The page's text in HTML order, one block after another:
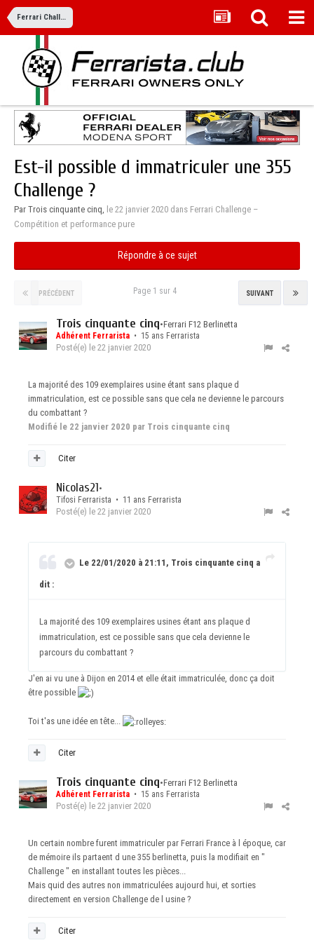
Ferrari Challenge – Compétition et performance pure
Est-il possible d immatriculer une 355
Challenge ?
Par Trois cinquante cinq, le 22 janvier 2020 dans Ferrari Challenge –
Compétition et performance pure
Répondre à ce sujet
PRÉCÉDENT SUIVANT
Page 1 sur 4
Trois cinquante cinq•Ferrari F12 Berlinetta
Adhérent Ferrarista • 15 ans Ferrarista
Posté(e) le 22 janvier 2020
La majorité des 109 exemplaires usine étant sans plaque d
immatriculation, est ce possible sans que cela ne devienne le parcours
du combattant ?
Modifié le 22 janvier 2020 par Trois cinquante cinq
Citer
Nicolas21•
Tifosi Ferrarista • 11 ans Ferrarista
Posté(e) le 22 janvier 2020
Le 22/01/2020 à 21:11, Trois cinquante cinq a
dit :
La majorité des 109 exemplaires usines étant ans plaque d
immatriculation, est ce possible sans que cela devienne le
parcours du combattant ?
J'en ai vu une à Dijon en 2014 et elle était immatriculée, donc ça doit
être possible
Toi t'as une idée en tête...
Citer
Trois cinquante cinq•Ferrari F12 Berlinetta
Adhérent Ferrarista • 15 ans Ferrarista
Posté(e) le 22 janvier 2020
Un certain nombre furent immatriculer par Ferrari France à l époque, car
de mémoire ils partaent d une 355 berlinetta, puis la modifiait en "
Challenge " en installant toutes les pièces...
Mais quid des autres non immatriculées aujourd hui, et sorties
directement en version Challenge de l usine ?
Citer